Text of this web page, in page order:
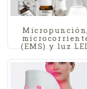
Micropunción,
(EMS) y luz